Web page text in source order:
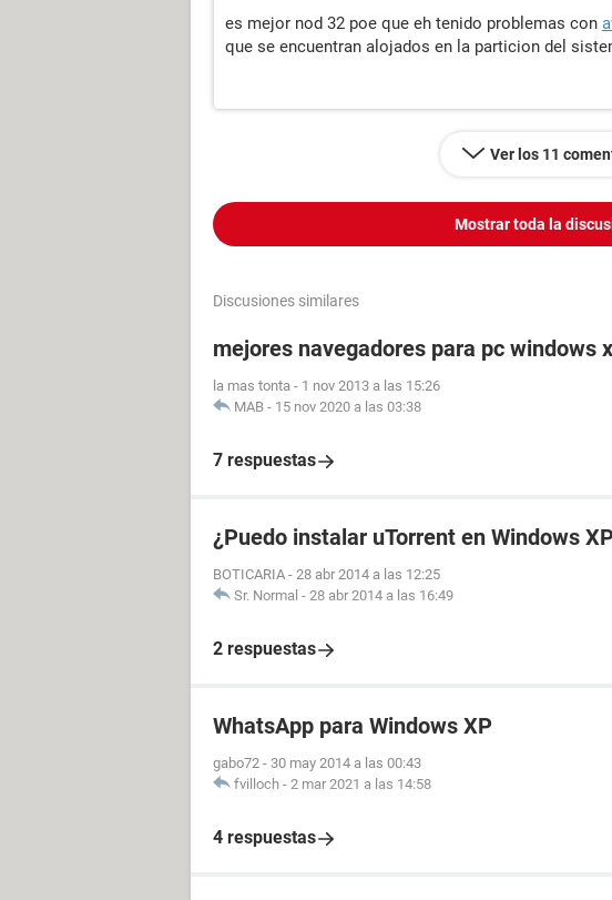
es mejor nod 32 poe que eh tenido problemas con
que se encuentran alojados en la particion del
Ver los 11
Mostrar toda la
Discusiones similares
mejores navegadores para pc windows
la mas tonta - 1 nov 2013 a las 15:26
MAB - 15 nov 2020 a las 03:38
7 respuestas
¿Puedo instalar uTorrent en Windows
BOTICARIA - 28 abr 2014 a las 12:25
Sr. Normal - 28 abr 2014 a las 16:49
2 respuestas
WhatsApp para Windows XP
gabo72 - 30 may 2014 a las 00:43
fvilloch - 2 mar 2021 a las 14:58
4 respuestas